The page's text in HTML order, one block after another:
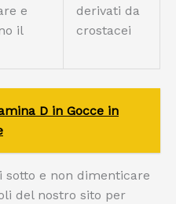
e
il
derivati da
crostacei
D in Gocce in
e non dimenticare
del nostro sito per